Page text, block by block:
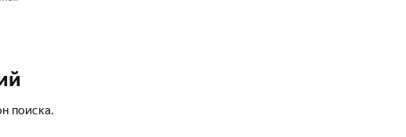
поиска.